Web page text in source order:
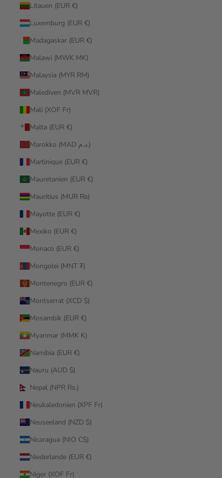
Litauen (EUR €)
Luxemburg (EUR €)
Madagaskar (EUR €)
Malawi (MWK MK)
Malaysia (MYR RM)
Malediven (MVR MVR)
Mali (XOF Fr)
Malta (EUR €)
Marokko (MAD د.م.)
Martinique (EUR €)
Mauretanien (EUR €)
Mauritius (MUR ₨)
Mayotte (EUR €)
Mexiko (EUR €)
Monaco (EUR €)
Mongolei (MNT ₮)
Montenegro (EUR €)
Montserrat (XCD $)
Mosambik (EUR €)
Myanmar (MMK K)
Namibia (EUR €)
Nauru (AUD $)
Nepal (NPR Rs.)
Neukaledonien (XPF Fr)
Neuseeland (NZD $)
Nicaragua (NIO C$)
Niederlande (EUR €)
Niger (XOF Fr)